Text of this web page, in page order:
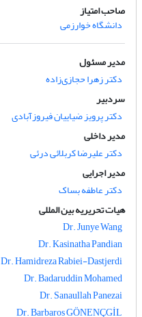
صاحب امتیاز
دانشگاه خوارزمی
مدیر مسئول
دکتر زهرا حجازی‌زاده
سردبیر
دکتر پرویز ضیاییان فیروزآبادی
مدیر داخلی
دکتر علیرضا کربلائی درئی
مدیر اجرایی
دکتر عاطفه بساک
هیات تحریریه بین المللی
Dr. Junye Wang
Dr. Kasinatha Pandian
Dr. Hamidreza Rabiei-Dastjerdi
Dr. Badaruddin Mohamed
Dr. Sanaullah Panezai
Dr. Barbaros GÖNENÇGİL